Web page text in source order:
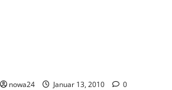
nowa24 Januar 13, 2010 0